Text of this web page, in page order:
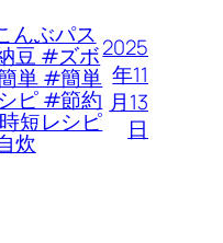
んぶパス
豆 #ズボ
単 #簡単
ピ #節約
短レシピ
炊
2025
年11
月13
日